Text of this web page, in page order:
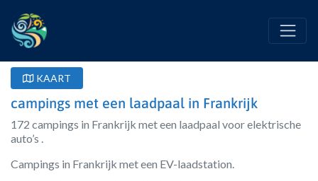
KAART
campings met een laadpaal in Frankrijk
172 campings in Frankrijk met een laadpaal voor elektrische
auto’s .
Campings in Frankrijk met een EV-laadstation.